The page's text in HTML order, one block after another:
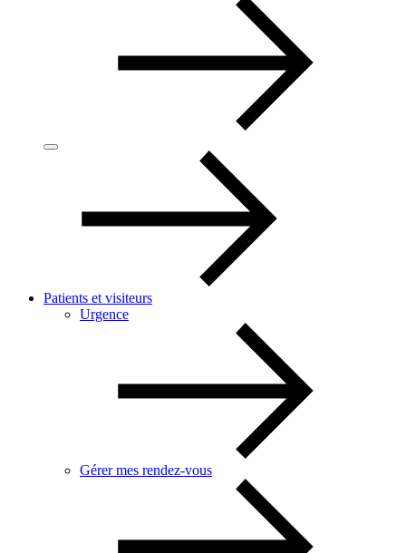
Patients et visiteurs
Urgence
Gérer mes rendez-vous